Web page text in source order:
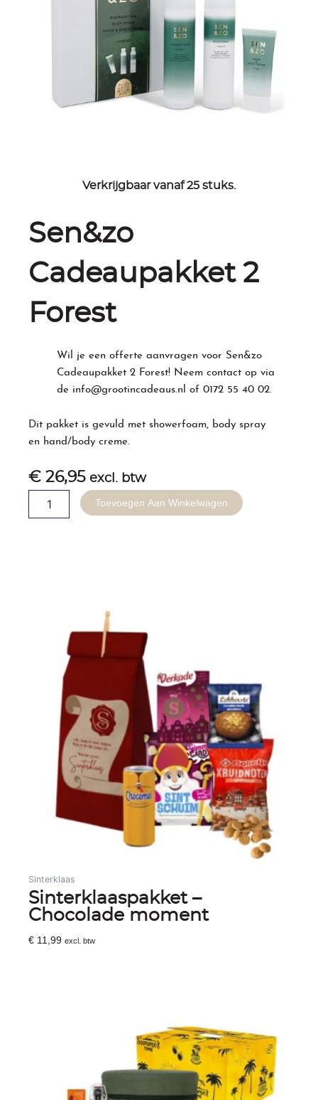
Sen&zo
Cadeaupakket 2
Forest
Wil je een offerte aanvragen voor Sen&zo
Cadeaupakket 2 Forest! Neem contact op via
de info@grootincadeaus.nl of0172 55 40 02.
Dit pakket is gevuld met showerfoam, body spray
en hand/body creme.
€ 26,95 excl. btw
Cadeaupakket
Toevoegen Aan Winkelwagen
Verkrijgbaar vanaf 25 stuks.
Gerelateerde producten
Sinterklaas
Sinterklaaspakket –
Chocolade moment
€ 11,99 excl. btw